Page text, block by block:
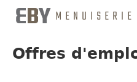
Offres